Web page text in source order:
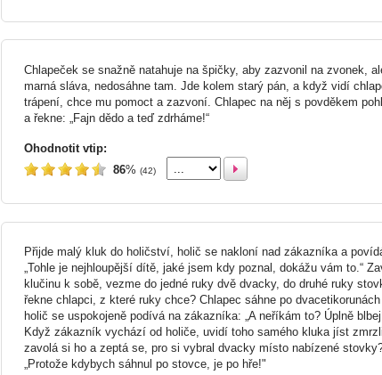
Chlapeček se snažně natahuje na špičky, aby zazvonil na zvonek,
marná sláva, nedosáhne tam. Jde kolem starý pán, a když vidí
trápení, chce mu pomoct a zazvoní. Chlapec na něj s povděkem
a řekne: „Fajn dědo a teď zdrháme!“
Ohodnotit vtip:
86% (42)
Přijde malý kluk do holičství, holič se nakloní nad zákazníka a
„Tohle je nejhloupější dítě, jaké jsem kdy poznal, dokážu vám to.“
klučinu k sobě, vezme do jedné ruky dvě dvacky, do druhé ruky
řekne chlapci, z které ruky chce? Chlapec sáhne po dvacetikorunách
holič se uspokojeně podívá na zákazníka: „A neříkám to? Úplně
Když zákazník vychází od holiče, uvidí toho samého kluka jíst
zavolá si ho a zeptá se, pro si vybral dvacky místo nabízené
„Protože kdybych sáhnul po stovce, je po hře!"